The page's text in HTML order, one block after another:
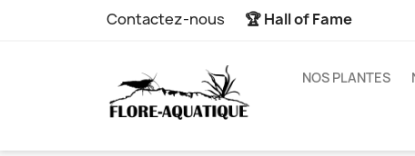
Contactez-nous 🏆 Hall of Fame
NOS PLANTES